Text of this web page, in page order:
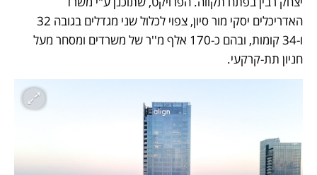
חניון תת-קרקעי.